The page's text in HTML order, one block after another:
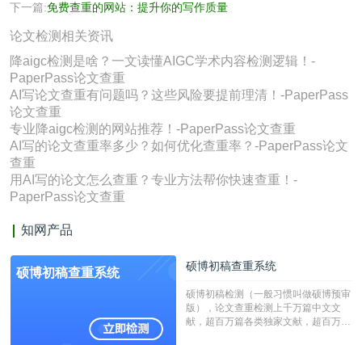
下一篇:免费查重的网站：提升你的写作质量
论文检测相关资讯
降aigc检测是啥？一文读懂AIGC学术内容检测逻辑！-
PaperPass论文查重
AI写论文查重有问题吗？这些风险要提前理清！-PaperPass
论文查重
专业降aigc检测的网站推荐！-PaperPass论文查重
AI写的论文查重率多少？如何优化查重率？-PaperPass论文
查重
用AI写的论文怎么查重？专业方法帮你快速查重！-
PaperPass论文查重
知网产品
硕博初稿查重系统 硕博初稿查重系统
硕博初稿检测（一般习惯叫做硕博预审
版），论文查重检测上千万篇中文文
献，超百万篇各类独家文献，超百万港